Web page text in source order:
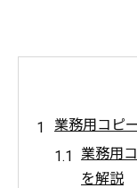
業務用コピ
業務用
を解説